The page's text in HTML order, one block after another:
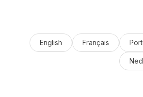
English Français